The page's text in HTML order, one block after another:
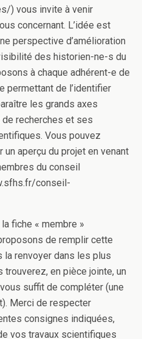
) vous invite à venir
concernant. L’idée est
perspective d’amélioration
des historien-ne-s du
à chaque adhérent-e de
permettant de l’identifier
les grands axes
recherches et ses
Vous pouvez
un aperçu du projet en venant
du conseil
conseil-
fiche « membre »
de remplir cette
la renvoyer dans les plus
en pièce jointe, un
suffit de compléter (une
Merci de respecter
consignes indiquées,
vos travaux scientifiques